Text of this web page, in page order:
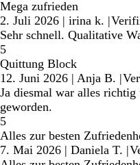
Mega zufrieden
2. Juli 2026 | irina k. |
Sehr schnell. Qualitative
5
Quittung Block
12. Juni 2026 | Anja B. |
Ja diesmal war alles richtig
geworden.
5
Alles zur besten
7. Mai 2026 | Daniela T. |